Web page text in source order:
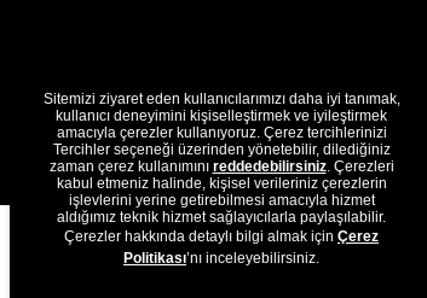
Sitemizi ziyaret eden kullanıcılarımızı daha iyi tanımak,
kullanıcı deneyimini kişiselleştirmek ve iyileştirmek
amacıyla çerezler kullanıyoruz. Çerez tercihlerinizi
Tercihler seçeneği üzerinden yönetebilir, dilediğiniz
zaman çerez kullanımını reddedebilirsiniz. Çerezleri
kabul etmeniz halinde, kişisel verileriniz çerezlerin
işlevlerini yerine getirebilmesi amacıyla hizmet
aldığımız teknik hizmet sağlayıcılarla paylaşılabilir.
Çerezler hakkında detaylı bilgi almak için Çerez
Politikası’nı inceleyebilirsiniz.